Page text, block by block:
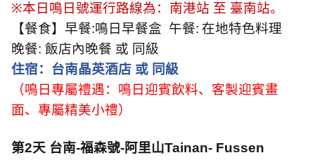
※本日鳴日號運行路線為：南港站 至 臺南站。
【餐食】早餐:鳴日早餐盒 午餐: 在地特色料理
晚餐: 飯店內晚餐 或 同級
住宿：台南晶英酒店 或 同級
（鳴日專屬禮遇：鳴日迎賓飲料、客製迎賓畫
面、專屬精美小禮）
第2天 台南-福森號-阿里山Tainan- Fussen